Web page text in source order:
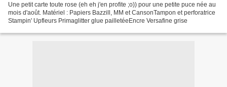
Une petit carte toute rose (eh eh j'en profite ;o)) pour une petite puce née au
mois d'août. Matériel : Papiers Bazzill, MM et CansonTampon et perforatrice
Stampin' Upfleurs Primaglitter glue pailletéeEncre Versafine grise